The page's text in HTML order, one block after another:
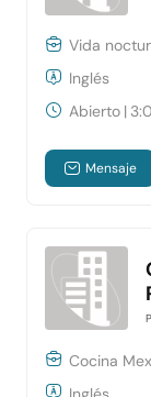
Vida
Inglés
Abierto |
Mensaje
Cocina